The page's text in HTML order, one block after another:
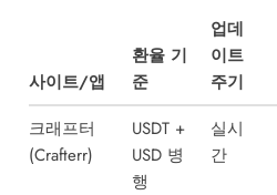
사이트/앱
환율 기
준
업데
이트
주기
크래프터
(Crafterr)
USDT +
USD 병
행
실시
간